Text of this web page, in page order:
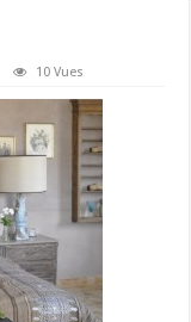
10 Vues